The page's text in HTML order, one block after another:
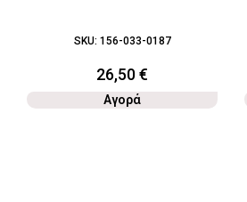
SKU: 156-033-0187
26,50€
Αγορά